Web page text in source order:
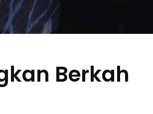
Berkah